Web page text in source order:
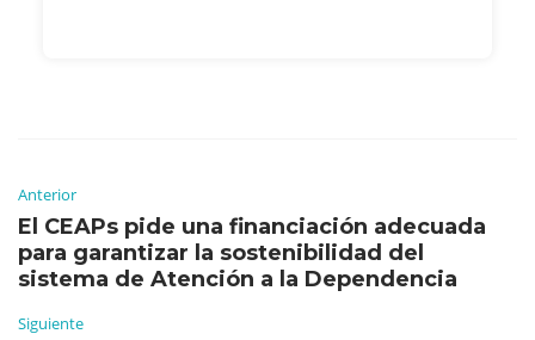
Anterior
El CEAPs pide una financiación adecuada
para garantizar la sostenibilidad del
sistema de Atención a la Dependencia
Siguiente